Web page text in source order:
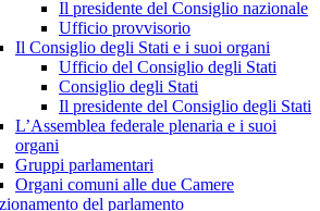
Il presidente del Consiglio nazionale
Ufficio provvisorio
Il Consiglio degli Stati e i suoi organi
Ufficio del Consiglio degli Stati
Consiglio degli Stati
Il presidente del Consiglio degli Stati
L’Assemblea federale plenaria e i suoi
organi
Gruppi parlamentari
Organi comuni alle due Camere
del parlamento